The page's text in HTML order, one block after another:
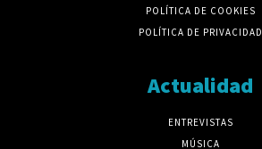
POLÍTICA DE COOKIES
POLÍTICA DE PRIVACIDAD
Actualidad
ENTREVISTAS
MÚSICA